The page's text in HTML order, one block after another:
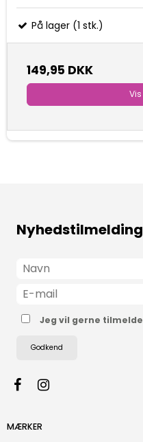
På lager (1 stk.)
149,95 DKK
Nyhedstilmelding
Jeg vil gerne
Godkend
MÆRKER